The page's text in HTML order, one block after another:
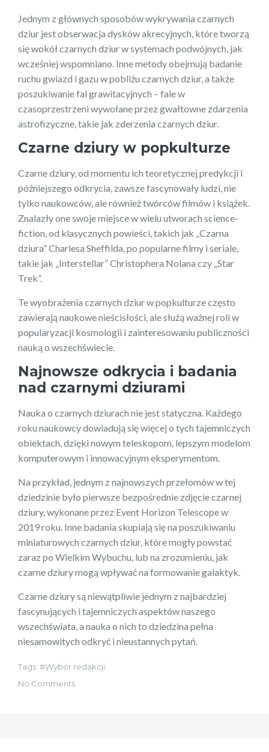
Jednym z głównych sposobów wykrywania czarnych
dziur jest obserwacja dysków akrecyjnych, które tworzą
się wokół czarnych dziur w systemach podwójnych, jak
wcześniej wspomniano. Inne metody obejmują badanie
ruchu gwiazd i gazu w pobliżu czarnych dziur, a także
poszukiwanie fal grawitacyjnych – fale w
czasoprzestrzeni wywołane przez gwałtowne zdarzenia
astrofizyczne, takie jak zderzenia czarnych dziur.
Czarne dziury w popkulturze
Czarne dziury, od momentu ich teoretycznej predykcji i
późniejszego odkrycia, zawsze fascynowały ludzi, nie
tylko naukowców, ale również twórców filmów i książek.
Znalazły one swoje miejsce w wielu utworach science-
fiction, od klasycznych powieści, takich jak „Czarna
dziura” Charlesa Sheffilda, po popularne filmy i seriale,
takie jak „Interstellar” Christophera Nolana czy „Star
Trek”.
Te wyobrażenia czarnych dziur w popkulturze często
zawierają naukowe nieścisłości, ale służą ważnej roli w
popularyzacji kosmologii i zainteresowaniu publiczności
nauką o wszechświecie.
Najnowsze odkrycia i badania
nad czarnymi dziurami
Nauka o czarnych dziurach nie jest statyczna. Każdego
roku naukowcy dowiadują się więcej o tych tajemniczych
obiektach, dzięki nowym teleskopom, lepszym modelom
komputerowym i innowacyjnym eksperymentom.
Na przykład, jednym z najnowszych przełomów w tej
dziedzinie było pierwsze bezpośrednie zdjęcie czarnej
dziury, wykonane przez Event Horizon Telescope w
2019 roku. Inne badania skupiają się na poszukiwaniu
miniaturowych czarnych dziur, które mogły powstać
zaraz po Wielkim Wybuchu, lub na zrozumieniu, jak
czarne dziury mogą wpływać na formowanie galaktyk.
Czarne dziury są niewątpliwie jednym z najbardziej
fascynujących i tajemniczych aspektów naszego
wszechświata, a nauka o nich to dziedzina pełna
niesamowitych odkryć i nieustannych pytań.
Tags:
Wybór redakcji
No Comments